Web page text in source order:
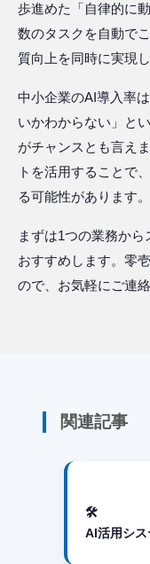
歩進めた「自律的に
数のタスクを自動で
質向上を同時に実現し
中小企業のAI導入率
いかわからない」と
がチャンスとも言え
トを活用することで
る可能性があります。
まずは1つの業務か
おすすめします。零
ので、お気軽にご連絡
関連記事
🛠
AI活用シ